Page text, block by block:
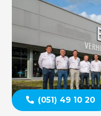
(051) 49 10 20